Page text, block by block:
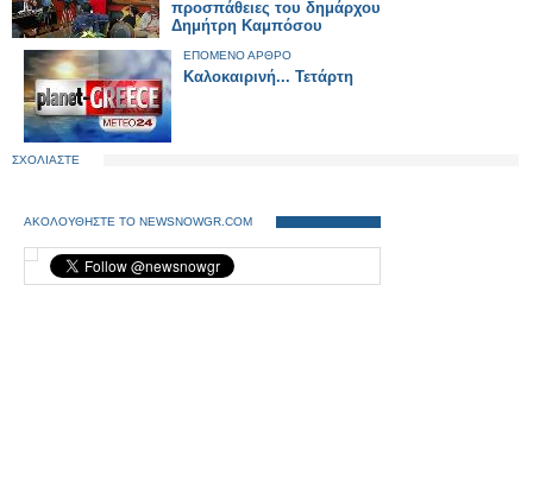
προσπάθειες του δημάρχου
Δημήτρη Καμπόσου
ΕΠΟΜΕΝΟ ΑΡΘΡΟ
Καλοκαιρινή... Τετάρτη
ΣΧΟΛΙΑΣΤΕ
ΑΚΟΛΟΥΘΗΣΤΕ ΤΟ NEWSNOWGR.COM